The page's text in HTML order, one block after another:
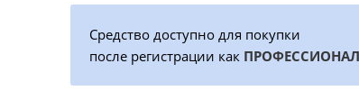
Средство доступно для покупки
после регистрации как ПРОФЕССИОНАЛ